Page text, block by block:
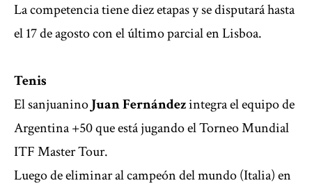
La competencia tiene diez etapas y se disputará hasta
el 17 de agosto con el último parcial en Lisboa.
Tenis
El sanjuaninoJuan Fernándezintegra el equipo de
Argentina +50 que está jugando el Torneo Mundial
ITF Master Tour.
Luego de eliminar al campeón del mundo (Italia) en